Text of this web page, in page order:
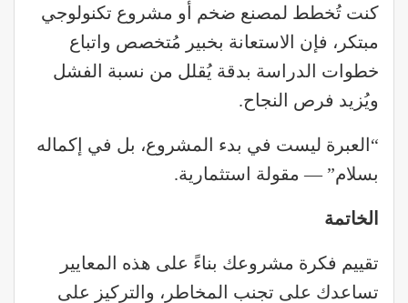
كنت تُخطط لمصنع ضخم أو مشروع تكنولوجي
مبتكر، فإن الاستعانة بخبير مُتخصص واتباع
خطوات الدراسة بدقة يُقلل من نسبة الفشل
ويُزيد فرص النجاح.
“العبرة ليست في بدء المشروع، بل في إكماله
بسلام” — مقولة استثمارية.
الخاتمة
تقييم فكرة مشروعك بناءً على هذه المعايير
تساعدك على تجنب المخاطر، والتركيز على